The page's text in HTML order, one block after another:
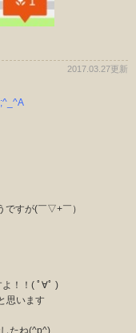
2017.03.27更新
ですが(￣▽+￣）
！！( ﾟ∀ﾟ )
思います
たね(^p^)